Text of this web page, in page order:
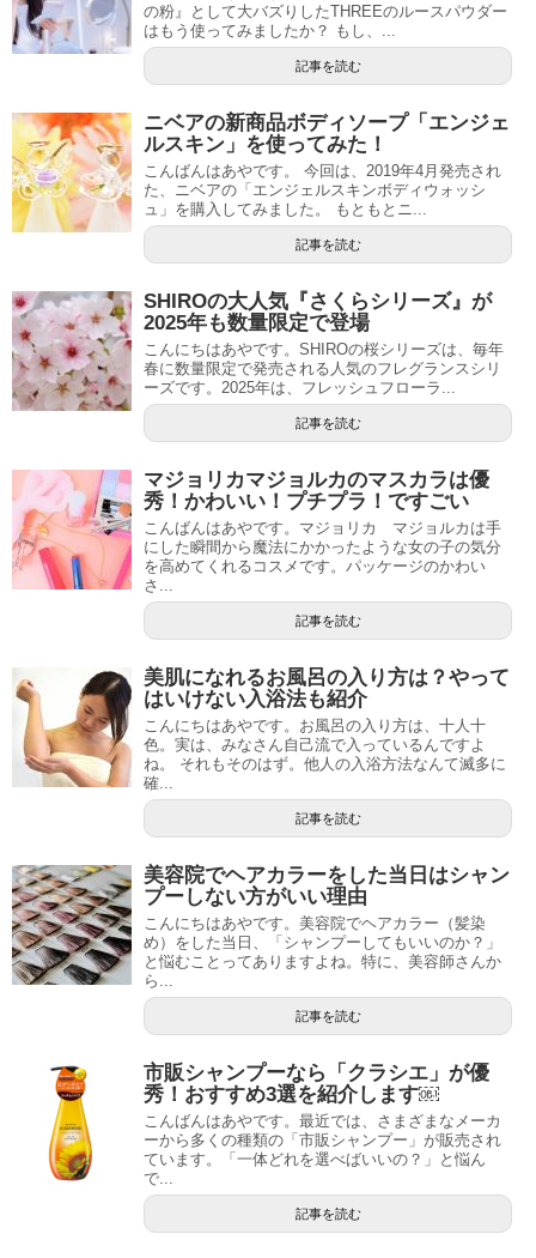
の粉』として大バズりしたTHREEのルースパウダー
はもう使ってみましたか？ もし、...
記事を読む
ニベアの新商品ボディソープ「エンジェ
ルスキン」を使ってみた！
こんばんはあやです。 今回は、2019年4月発売され
た、ニベアの「エンジェルスキンボディウォッシ
ュ」を購入してみました。 もともとニ...
記事を読む
SHIROの大人気『さくらシリーズ』が
2025年も数量限定で登場
こんにちはあやです。SHIROの桜シリーズは、毎年
春に数量限定で発売される人気のフレグランスシリ
ーズです。2025年は、フレッシュフローラ...
記事を読む
マジョリカマジョルカのマスカラは優
秀！かわいい！プチプラ！ですごい
こんばんはあやです。マジョリカ マジョルカは手
にした瞬間から魔法にかかったような女の子の気分
を高めてくれるコスメです。パッケージのかわい
さ...
記事を読む
美肌になれるお風呂の入り方は？やって
はいけない入浴法も紹介
こんにちはあやです。お風呂の入り方は、十人十
色。実は、みなさん自己流で入っているんですよ
ね。 それもそのはず。他人の入浴方法なんて滅多に
確...
記事を読む
美容院でヘアカラーをした当日はシャン
プーしない方がいい理由
こんにちはあやです。美容院でヘアカラー（髪染
め）をした当日、「シャンプーしてもいいのか？」
と悩むことってありますよね。特に、美容師さんか
ら...
記事を読む
市販シャンプーなら「クラシエ」が優
秀！おすすめ3選を紹介します￼
こんばんはあやです。最近では、さまざまなメーカ
ーから多くの種類の「市販シャンプー」が販売され
ています。「一体どれを選べばいいの？」と悩ん
で...
記事を読む